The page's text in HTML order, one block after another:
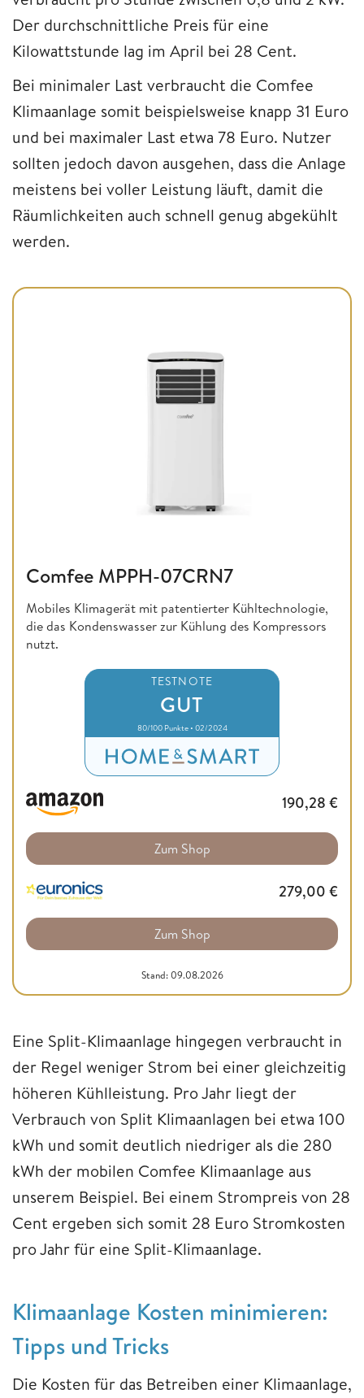
Der durchschnittliche Preis für eine
Kilowattstunde lag im April bei 28 Cent.
Bei minimaler Last verbraucht die Comfee
Klimaanlage somit beispielsweise knapp 31 Euro
und bei maximaler Last etwa 78 Euro. Nutzer
sollten jedoch davon ausgehen, dass die Anlage
meistens bei voller Leistung läuft, damit die
Räumlichkeiten auch schnell genug abgekühlt
werden.
Comfee MPPH-07CRN7
Mobiles Klimagerät mit patentierter Kühltechnologie,
die das Kondenswasser zur Kühlung des Kompressors
nutzt.
TESTNOTE
GUT
80/100 Punkte • 02/2024
190,28 €
Zum Shop
279,00 €
Zum Shop
Stand: 09.08.2026
Eine Split-Klimaanlage hingegen verbraucht in
der Regel weniger Strom bei einer gleichzeitig
höheren Kühlleistung. Pro Jahr liegt der
Verbrauch von Split Klimaanlagen bei etwa 100
kWh und somit deutlich niedriger als die 280
kWh der mobilen Comfee Klimaanlage aus
unserem Beispiel. Bei einem Strompreis von 28
Cent ergeben sich somit 28 Euro Stromkosten
pro Jahr für eine Split-Klimaanlage.
Klimaanlage Kosten minimieren:
Tipps und Tricks
Die Kosten für das Betreiben einer Klimaanlage,